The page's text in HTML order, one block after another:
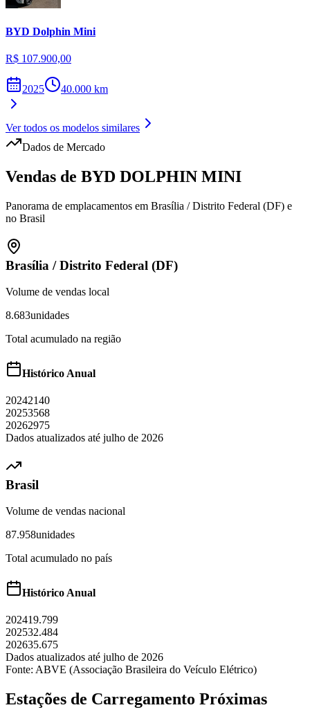
BYD Dolphin Mini
R$ 107.900,00
2025 40.000 km
Ver todos os modelos similares
Dados de Mercado
Vendas de BYD DOLPHIN MINI
Panorama de emplacamentos em Brasília / Distrito Federal (DF) e
no Brasil
Brasília /Distrito Federal (DF)
Volume de vendas local
8.683unidades
Total acumulado na região
Histórico Anual
20242140
20253568
20262975
Dados atualizados até julho de 2026
Brasil
Volume de vendas nacional
87.958unidades
Total acumulado no país
Histórico Anual
202419.799
202532.484
202635.675
Dados atualizados até julho de 2026
Fonte: ABVE (Associação Brasileira do Veículo Elétrico)
Estações de Carregamento Próximas